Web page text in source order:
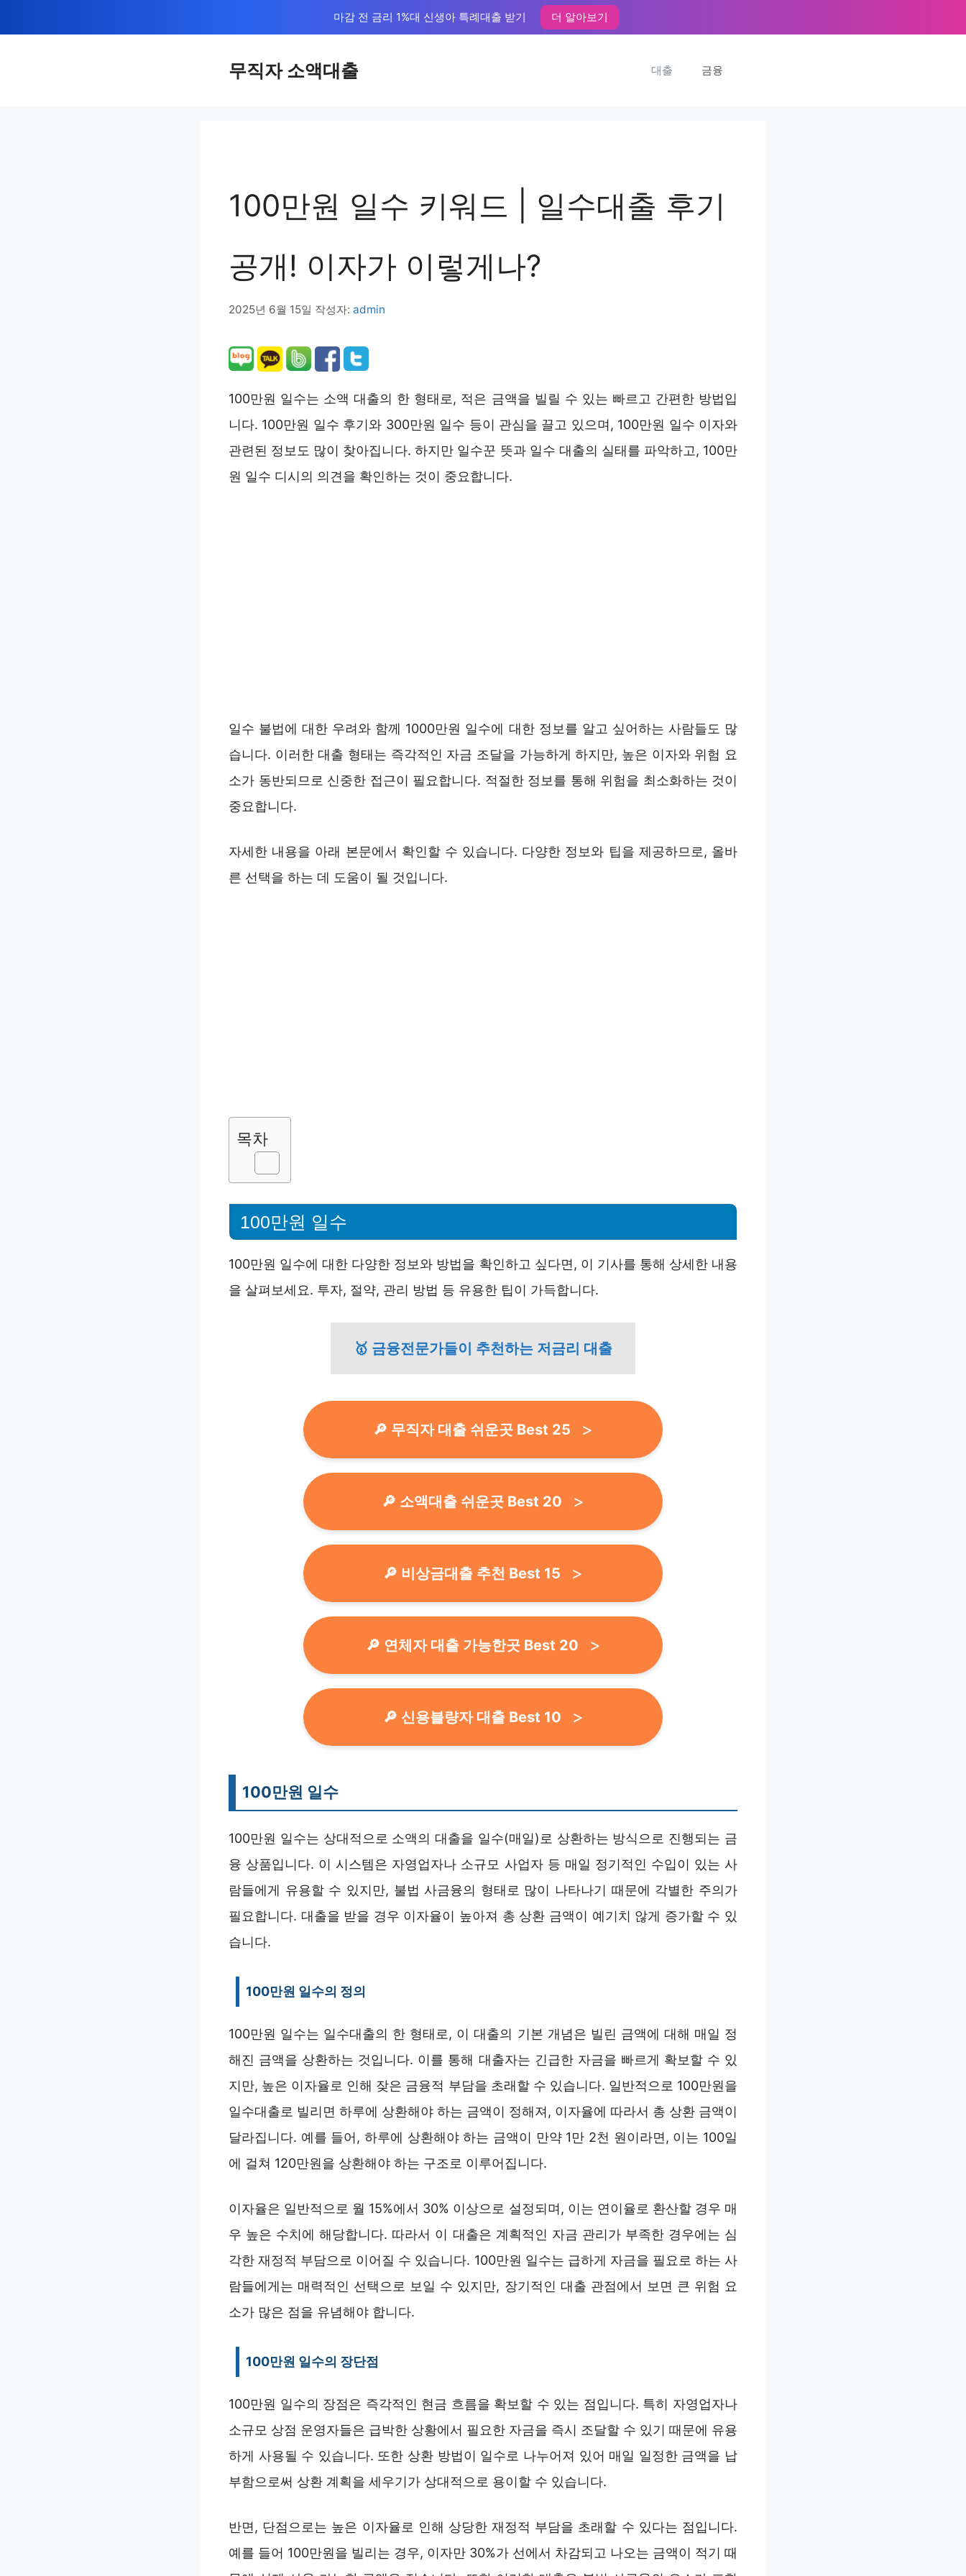
텐
마감 전 금리 1%대 신생아 특례대출 받기 더 알아보기
무직자 소액대출 대출 금융
100만원 일수 키워드 | 일수대출 후기
공개! 이자가 이렇게나?
2025년 6월 15일 작성자: admin
100만원 일수는 소액 대출의 한 형태로, 적은 금액을 빌릴 수 있는 빠르고 간편한 방법입
니다. 100만원 일수 후기와 300만원 일수 등이 관심을 끌고 있으며, 100만원 일수 이자와
관련된 정보도 많이 찾아집니다. 하지만 일수꾼 뜻과 일수 대출의 실태를 파악하고, 100만
원 일수 디시의 의견을 확인하는 것이 중요합니다.
일수 불법에 대한 우려와 함께 1000만원 일수에 대한 정보를 알고 싶어하는 사람들도 많
습니다. 이러한 대출 형태는 즉각적인 자금 조달을 가능하게 하지만, 높은 이자와 위험 요
소가 동반되므로 신중한 접근이 필요합니다. 적절한 정보를 통해 위험을 최소화하는 것이
중요합니다.
자세한 내용을 아래 본문에서 확인할 수 있습니다. 다양한 정보와 팁을 제공하므로, 올바
른 선택을 하는 데 도움이 될 것입니다.
목차
100만원 일수
100만원 일수에 대한 다양한 정보와 방법을 확인하고 싶다면, 이 기사를 통해 상세한 내용
을 살펴보세요. 투자, 절약, 관리 방법 등 유용한 팁이 가득합니다.
🥇 금융전문가들이 추천하는 저금리 대출
🔎 무직자 대출 쉬운곳 Best 25
🔎 소액대출 쉬운곳 Best 20
🔎 비상금대출 추천 Best 15
🔎 연체자 대출 가능한곳 Best 20
🔎 신용불량자 대출 Best 10
100만원 일수
100만원 일수는 상대적으로 소액의 대출을 일수(매일)로 상환하는 방식으로 진행되는 금
융 상품입니다. 이 시스템은 자영업자나 소규모 사업자 등 매일 정기적인 수입이 있는 사
람들에게 유용할 수 있지만, 불법 사금융의 형태로 많이 나타나기 때문에 각별한 주의가
필요합니다. 대출을 받을 경우 이자율이 높아져 총 상환 금액이 예기치 않게 증가할 수 있
습니다.
100만원 일수의 정의
100만원 일수는 일수대출의 한 형태로, 이 대출의 기본 개념은 빌린 금액에 대해 매일 정
해진 금액을 상환하는 것입니다. 이를 통해 대출자는 긴급한 자금을 빠르게 확보할 수 있
지만, 높은 이자율로 인해 잦은 금융적 부담을 초래할 수 있습니다. 일반적으로 100만원을
일수대출로 빌리면 하루에 상환해야 하는 금액이 정해져, 이자율에 따라서 총 상환 금액이
달라집니다. 예를 들어, 하루에 상환해야 하는 금액이 만약 1만 2천 원이라면, 이는 100일
에 걸쳐 120만원을 상환해야 하는 구조로 이루어집니다.
이자율은 일반적으로 월 15%에서 30% 이상으로 설정되며, 이는 연이율로 환산할 경우 매
우 높은 수치에 해당합니다. 따라서 이 대출은 계획적인 자금 관리가 부족한 경우에는 심
각한 재정적 부담으로 이어질 수 있습니다. 100만원 일수는 급하게 자금을 필요로 하는 사
람들에게는 매력적인 선택으로 보일 수 있지만, 장기적인 대출 관점에서 보면 큰 위험 요
소가 많은 점을 유념해야 합니다.
100만원 일수의 장단점
100만원 일수의 장점은 즉각적인 현금 흐름을 확보할 수 있는 점입니다. 특히 자영업자나
소규모 상점 운영자들은 급박한 상황에서 필요한 자금을 즉시 조달할 수 있기 때문에 유용
하게 사용될 수 있습니다. 또한 상환 방법이 일수로 나누어져 있어 매일 일정한 금액을 납
부함으로써 상환 계획을 세우기가 상대적으로 용이할 수 있습니다.
반면, 단점으로는 높은 이자율로 인해 상당한 재정적 부담을 초래할 수 있다는 점입니다.
예를 들어 100만원을 빌리는 경우, 이자만 30%가 선에서 차감되고 나오는 금액이 적기 때